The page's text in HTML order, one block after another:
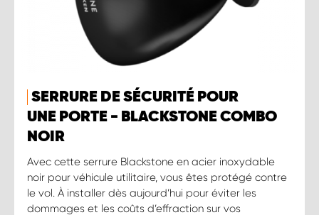
SERRURE DE SÉCURITÉ POUR
UNE PORTE - BLACKSTONE COMBO
NOIR
Avec cette serrure Blackstone en acier inoxydable
noir pour véhicule utilitaire, vous êtes protégé contre
le vol. À installer dès aujourd’hui pour éviter les
dommages et les coûts d’effraction sur vos